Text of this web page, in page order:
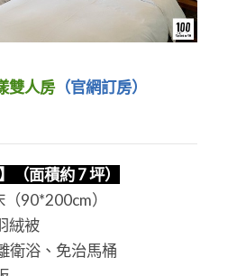
雙人房（官網訂房）
（面積約 7 坪）
90*200cm）
絨被
衛浴、免治馬桶